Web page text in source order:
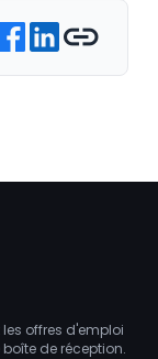
on Twitteron Facebook
Share on LinkedIn
Copy link
les offres d'emploi
de réception.